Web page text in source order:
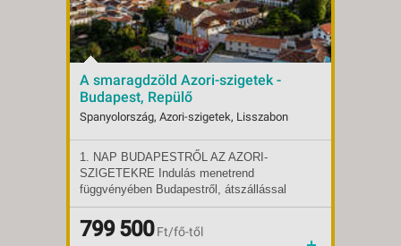
A smaragdzöld Azori-szigetek -
Budapest, Repülő
Spanyolország, Azori-szigetek, Lisszabon
Indulások:
2026.10.10-tól
Időpontok:
2 db
Ellátás:
reggeli
Típus:
Klasszikus körutazás
Szállás:
Egyéb
Utazás:
menetrendszerinti járattal
1. NAP BUDAPESTRŐL AZ AZORI-
SZIGETEKRE Indulás menetrend
függvényében Budapestről, átszállással
utazunk a Portugáliához tartozó atlanti-
óceáni szigetcsoportra, az Azori-szigetek
főszigetére, São Miguelre. Érkezést
799 500Ft/fő-től